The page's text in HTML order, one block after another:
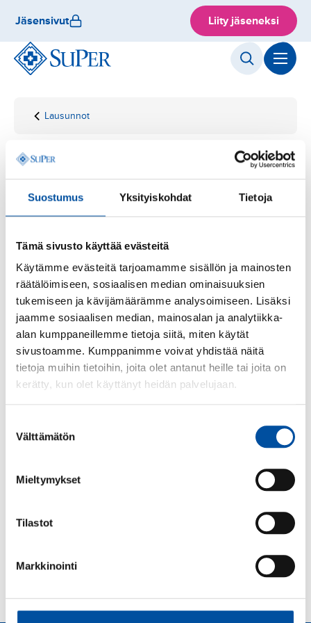
Suostumus Yksityiskohdat Tietoja
Tämä sivusto käyttää evästeitä
Käytämme evästeitä tarjoamamme sisällön ja mainosten
räätälöimiseen, sosiaalisen median ominaisuuksien
tukemiseen ja kävijämäärämme analysoimiseen. Lisäksi
jaamme sosiaalisen median, mainosalan ja analytiikka-
alan kumppaneillemme tietoja siitä, miten käytät
sivustoamme. Kumppanimme voivat yhdistää näitä
tietoja muihin tietoihin, joita olet antanut heille tai joita on
kerätty, kun olet käyttänyt heidän palvelujaan.
valinta
Välttämätön
Mieltymykset
Tilastot
Markkinointi
sisältöön
Jäsensivut Liity jäseneksi
Etusivu
Lausunnot
Lausunto
valtioneuvostosta
annettua lakia
Lausunto -
Lausunto esitykseen
muuttaa
valtioneuvostosta
annettua lakia
SuPerin lausunto luonnoksesta hallituksen esitykseksi
eduskunnalle laiksi valtioneuvostosta annetun lain
muuttamisesta VN/19968/2025.
Lakiin ehdotetaan lisättäväksi sääntelyä, jolla rajoitettaisiin
arviointineuvostoa koskevaa sääntelyä.
luonnoksesta-hallituksen-
muuttamisesta.pdf